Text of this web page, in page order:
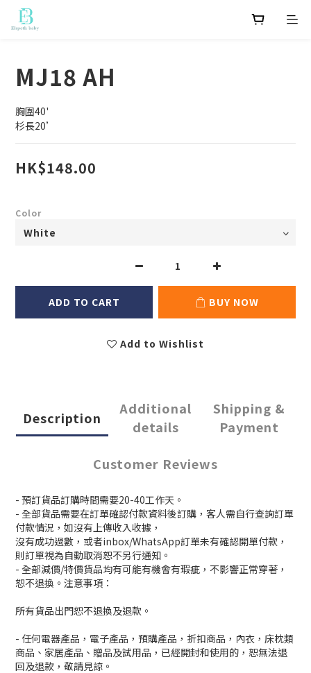
MJ18 AH
胸圍40'
杉長20’
HK$148.00
Color
ADD TO CART BUY NOW
Add to Wishlist
Description
Additional
details
Shipping &
Payment
Customer Reviews
- 預訂貨品訂購時間需要20-40工作天。
- 全部貨品需要在訂單確認付款資料後訂購，客人需自行查詢訂單
付款情況，如沒有上傳收入收據，
沒有成功過數，或者inbox/WhatsApp訂單未有確認開單付款，
則訂單視為自動取消恕不另行通知。
- 全部減價/特價貨品均有可能有機會有瑕疵，不影響正常穿著，
恕不退換。注意事項：
所有貨品出門恕不退換及退款。
- 任何電器產品，電子產品，預購產品，折扣商品，內衣，床枕類
商品、家居產品、贈品及試用品，已經開封和使用的，恕無法退
回及退款，敬請見諒。